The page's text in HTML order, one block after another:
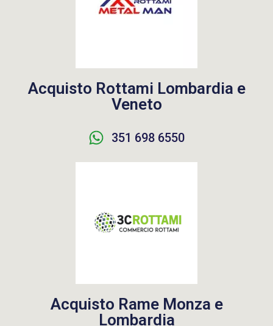
Acquisto Rottami Lombardia e
Veneto
351 698 6550
Acquisto Rame Monza e
Lombardia